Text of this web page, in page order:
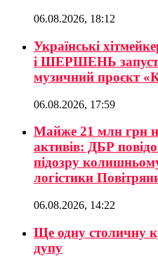
06.08.2026, 18:12
Українські
і ШЕРШЕНЬ
музичний проєкт
06.08.2026, 17:59
Майже 21 млн грн
активів: ДБР
підозру
логістики
06.08.2026, 14:22
Ще одну столичну
дупу